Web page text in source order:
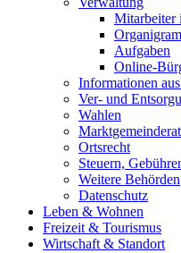
Mitarbeiter
Aufgaben
Online-
Informationen
Ver- und
Wahlen
Marktgemeinderat
Ortsrecht
Steuern,
Weitere Behörden
Datenschutz
Leben & Wohnen
Freizeit & Tourismus
Wirtschaft & Standort